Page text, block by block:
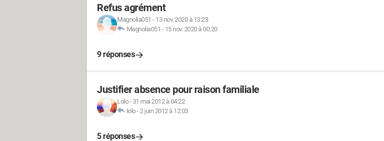
Refus agrément
Magnolia051 - 13 nov. 2020 à 13:23
Magnolia051 - 15 nov. 2020 à 00:20
9 réponses
Justifier absence pour raison familiale
Lolo- 31 mai 2012 à 04:22
lolo-2 juin 2012 à 12:03
5 réponses